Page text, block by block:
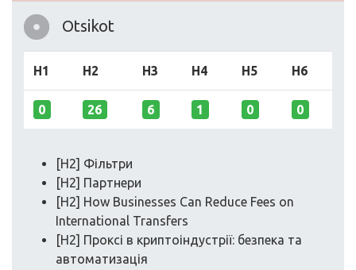
Otsikot
H1 H2 H3 H4 H5 H6
0 26 6 1 0 0
[H2] Фільтри
[H2] Партнери
[H2] How Businesses Can Reduce Fees on
International Transfers
[H2] Проксі в криптоіндустрії: безпека та
автоматизація